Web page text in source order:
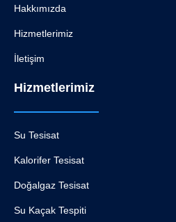
Hakkımızda
Hizmetlerimiz
İletişim
Hizmetlerimiz
Su Tesisat
Kalorifer Tesisat
Doğalgaz Tesisat
Su Kaçak Tespiti